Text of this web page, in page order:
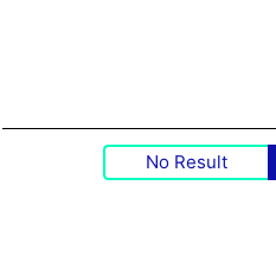
No Result